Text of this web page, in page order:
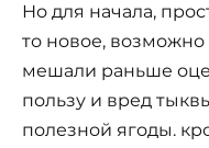
Но для начала,
то новое,
мешали раньше
пользу и вред
полезной ягоды.